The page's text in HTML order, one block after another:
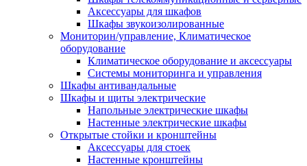
Аксессуары для шкафов
Шкафы звукоизолированные
Мониторин/управление, Климатическое
оборудование
Климатическое оборудование и аксессуары
Системы мониторинга и управления
Шкафы антивандальные
Шкафы и щиты электрические
Напольные электрические шкафы
Настенные электрические шкафы
Открытые стойки и кронштейны
Аксессуары для стоек
Настенные кронштейны